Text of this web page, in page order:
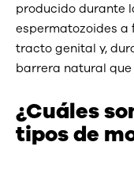
producido durante
espermatozoides a
tracto genital y,
barrera natural
¿Cuáles
tipos de